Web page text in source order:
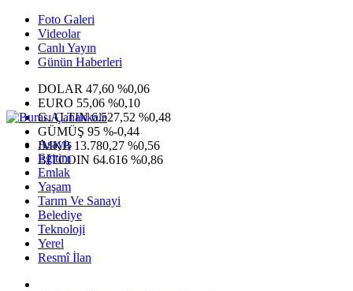
Foto Galeri
Videolar
Canlı Yayın
Günün Haberleri
DOLAR 47,60 %0,06
EURO 55,06 %0,10
G.ALTIN6.527,52 %0,48
GÜMÜŞ 95 %-0,44
IMKB 13.780,27 %0,56
BITCOIN 64.616 %0,86
Asayiş
Eğitim
Emlak
Yaşam
Tarım Ve Sanayi
Belediye
Teknoloji
Yerel
Resmî İlan